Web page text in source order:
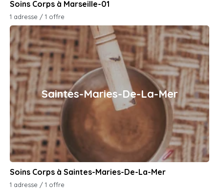
Soins Corps à Marseille-01
1 adresse / 1 offre
Saintes-Maries-De-La-Mer
Soins Corps à Saintes-Maries-De-La-Mer
1 adresse / 1 offre